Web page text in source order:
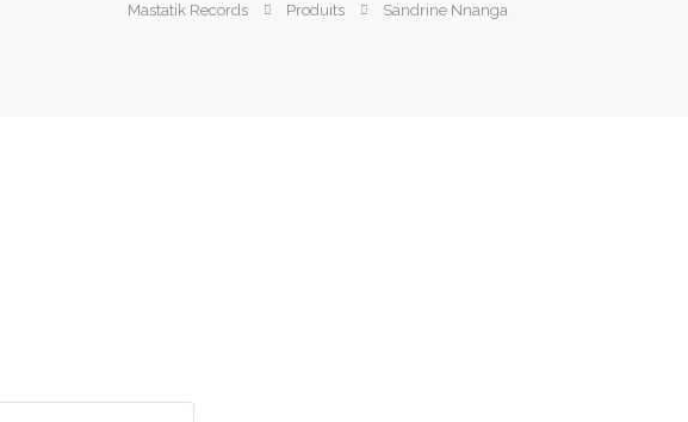
Mastatik Records Produits Sandrine Nnanga